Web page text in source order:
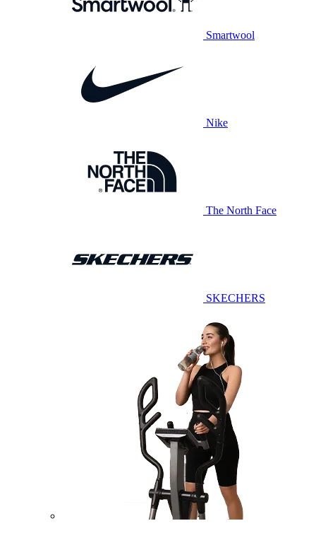
Smartwool
Nike
The North Face
SKECHERS